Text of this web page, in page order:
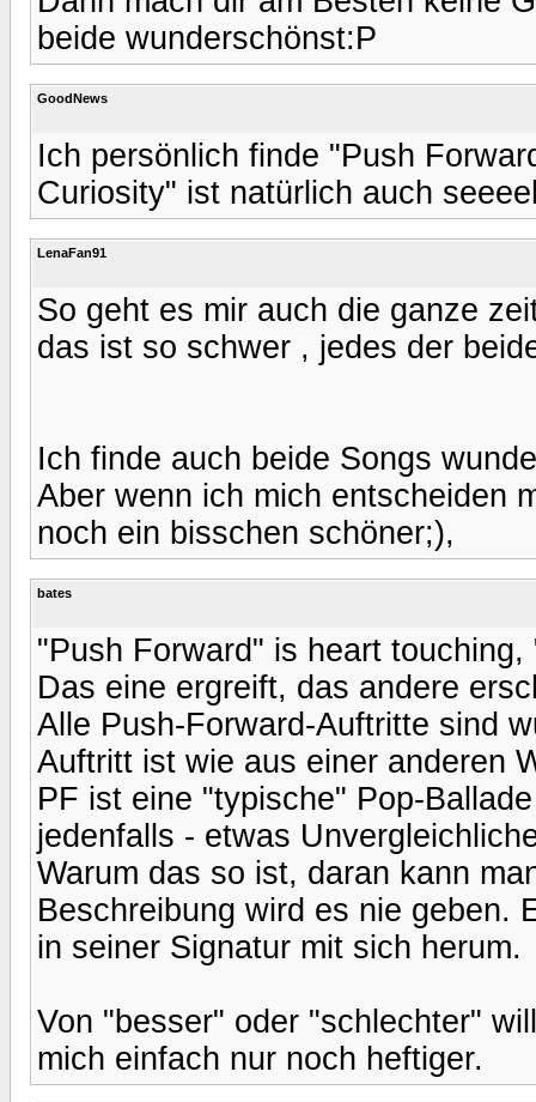
beide wunderschönst:P
GoodNews
Ich persönlich finde "Push
Curiosity" ist natürlich auch
LenaFan91
So geht es mir auch die ganze
das ist so schwer , jedes der
Ich finde auch beide Songs
Aber wenn ich mich entscheiden
noch ein bisschen schöner;),
bates
"Push Forward" is heart
Das eine ergreift, das andere
Alle Push-Forward-Auftritte sind
Auftritt ist wie aus einer anderen
PF ist eine "typische" Pop-
jedenfalls - etwas
Warum das so ist, daran kann
Beschreibung wird es nie geben.
in seiner Signatur mit sich herum.
Von "besser" oder "schlechter"
mich einfach nur noch heftiger.